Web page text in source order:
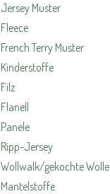
Jersey Muster
Fleece
French Terry Muster
Kinderstoffe
Filz
Flanell
Panele
Ripp-Jersey
Wollwalk/gekochte Wolle
Mantelstoffe